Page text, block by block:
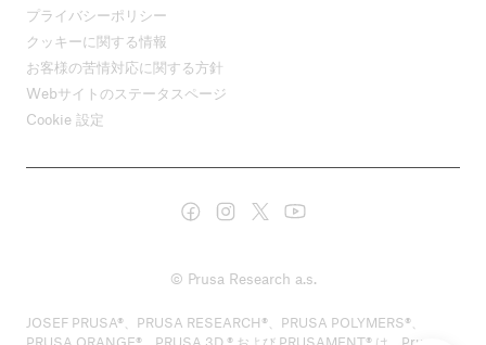
プライバシーポリシー
クッキーに関する情報
お客様の苦情対応に関する方針
Webサイトのステータスページ
Cookie 設定
© Prusa Research a.s.
JOSEF PRUSA®、PRUSA RESEARCH®、PRUSA POLYMERS®、